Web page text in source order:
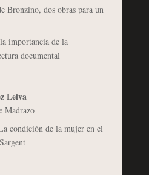
Bronzino, dos obras para un
importancia de la
documental
Leiva
Madrazo
condición de la mujer en el